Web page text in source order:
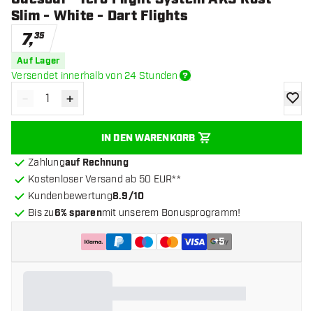
Slim - White - Dart Flights
7,35
Auf Lager
Versendet innerhalb von 24 Stunden
Menge verringern
- Menge erhöhen
+
IN DEN WARENKORB
Zur
Zahlungauf Rechnung
Kostenloser Versand ab 50 EUR**
Kundenbewertung8.9/10
Bis zu6% sparenmit unserem Bonusprogramm!
+5